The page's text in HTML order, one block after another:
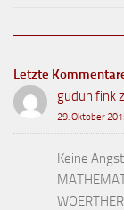
Letzte
gudun fink
29. Oktober
Keine